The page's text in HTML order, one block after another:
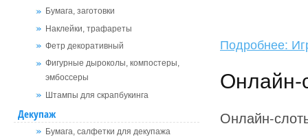
Бумага, заготовки
Наклейки, трафареты
Фетр декоративный
Фигурные дыроколы, компостеры,
эмбоссеры
Штампы для скрапбукинга
Декупаж
Бумага, салфетки для декупажа
Подробнее:
Онлайн-
Онлайн-